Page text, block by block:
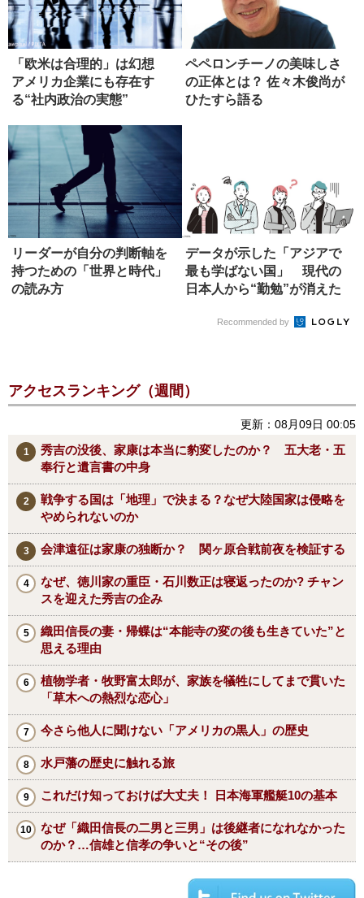
「欧米は合理的」は幻想
アメリカ企業にも存在す
る“社内政治の実態”
ペペロンチーノの美味しさ
の正体とは？ 佐々木俊尚が
ひたすら語る
リーダーが自分の判断軸を
持つための「世界と時代」
の読み方
データが示した「アジアで
最も学ばない国」 現代の
日本人から“勤勉”が消えた
Recommended by
アクセスランキング（週間）
更新：08月09日 00:05
秀吉の没後、家康は本当に豹変したのか？ 五大老・五
奉行と遺言書の中身
戦争する国は「地理」で決まる？なぜ大陸国家は侵略を
やめられないのか
会津遠征は家康の独断か？ 関ヶ原合戦前夜を検証する
なぜ、徳川家の重臣・石川数正は寝返ったのか? チャン
スを迎えた秀吉の企み
織田信長の妻・帰蝶は“本能寺の変の後も生きていた”と
思える理由
植物学者・牧野富太郎が、家族を犠牲にしてまで貫いた
「草木への熱烈な恋心」
今さら他人に聞けない「アメリカの黒人」の歴史
水戸藩の歴史に触れる旅
これだけ知っておけば大丈夫！ 日本海軍艦艇10の基本
なぜ「織田信長の二男と三男」は後継者になれなかった
のか？…信雄と信孝の争いと“その後”